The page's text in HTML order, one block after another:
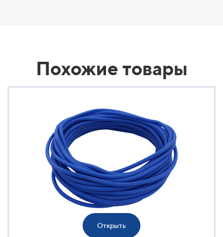
Похожие товары
Открыть